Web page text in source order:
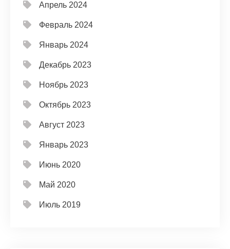
Апрель 2024
Февраль 2024
Январь 2024
Декабрь 2023
Ноябрь 2023
Октябрь 2023
Август 2023
Январь 2023
Июнь 2020
Май 2020
Июль 2019